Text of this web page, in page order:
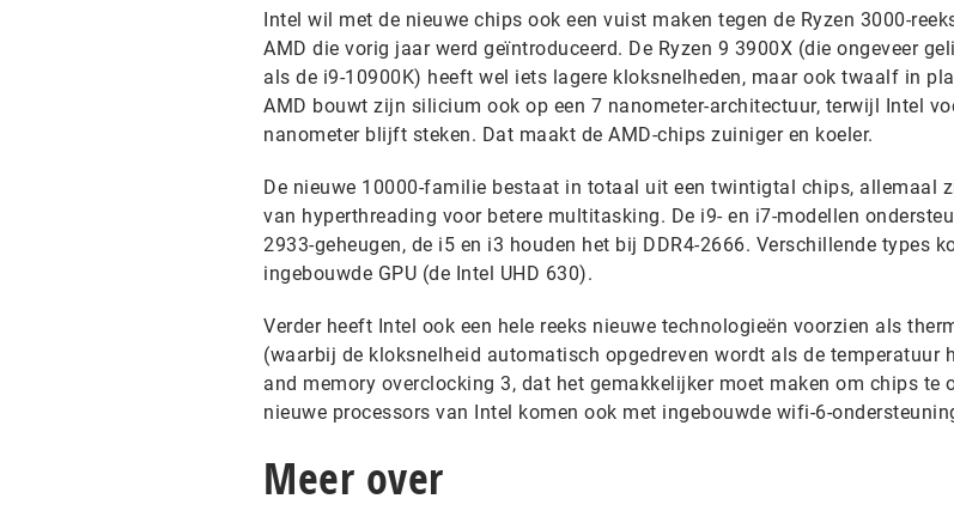
Intel wil met de nieuwe chips ook een vuist maken tegen de Ryzen 3000-
AMD die vorig jaar werd geïntroduceerd. De Ryzen 9 3900X (die ongeveer
als de i9-10900K) heeft wel iets lagere kloksnelheden, maar ook twaalf in
AMD bouwt zijn silicium ook op een 7 nanometer-architectuur, terwijl Intel
nanometer blijft steken. Dat maakt de AMD-chips zuiniger en koeler.
De nieuwe 10000-familie bestaat in totaal uit een twintigtal chips, allemaal
van hyperthreading voor betere multitasking. De i9- en i7-modellen
2933-geheugen, de i5 en i3 houden het bij DDR4-2666. Verschillende types
ingebouwde GPU (de Intel UHD 630).
Verder heeft Intel ook een hele reeks nieuwe technologieën voorzien als
(waarbij de kloksnelheid automatisch opgedreven wordt als de temperatuur
and memory overclocking 3, dat het gemakkelijker moet maken om chips te
nieuwe processors van Intel komen ook met ingebouwde wifi-6-
Meer over